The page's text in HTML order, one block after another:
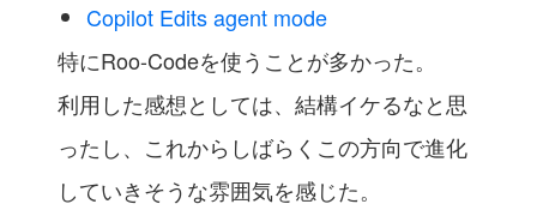
Copilot Edits agent mode
特にRoo-Codeを使うことが多かった。
利用した感想としては、結構イケるなと思
ったし、これからしばらくこの方向で進化
していきそうな雰囲気を感じた。